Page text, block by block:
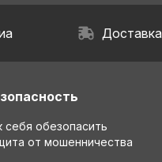
Доставка
себя обезопасить
от мошенничества